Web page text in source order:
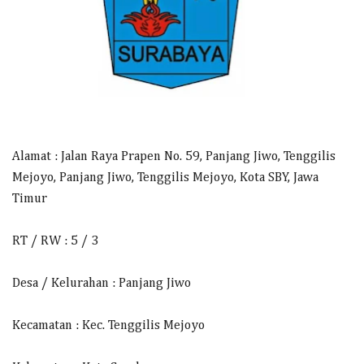
Alamat : Jalan Raya Prapen No. 59, Panjang Jiwo, Tenggilis
Mejoyo, Panjang Jiwo, Tenggilis Mejoyo, Kota SBY, Jawa
Timur
RT / RW : 5 / 3
Desa / Kelurahan : Panjang Jiwo
Kecamatan : Kec. Tenggilis Mejoyo